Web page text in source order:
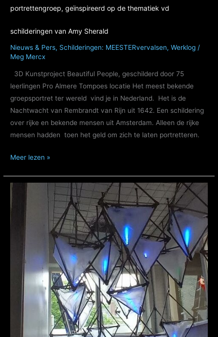
portrettengroep, geïnspireerd op de thematiek vd
schilderingen van Amy Sherald
Nieuws & Pers, Schilderingen: MEESTERvervalsen,Werklog /
Meg Mercx
3D Kunstproject Beautiful People, geschilderd door 75
leerlingen Pro Almere Tompoes locatie Het meest bekende
groepsportret ter wereld vind je in Nederland. Het is de
Nachtwacht van Rembrandt van Rijn uit 1642. Een schildering
over rijke en bekende mensen uit Amsterdam. Alleen de rijke
mensen hadden toen het geld om zich te laten portretteren.
Beautiful
kunstproject
portrettengroep,
geïnspireerd
thematiek
schilderingen
Meer lezen »